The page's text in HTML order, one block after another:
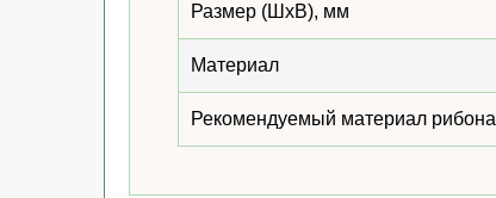
Размер (ШхВ), мм
Материал
Рекомендуемый материал рибона